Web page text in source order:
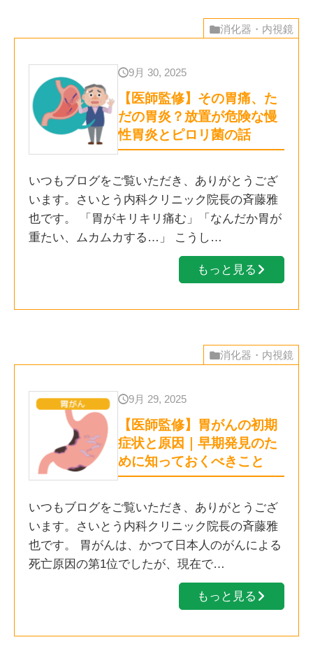
消化器・内視鏡
9月 30, 2025
【医師監修】その胃痛、た
だの胃炎？放置が危険な慢
性胃炎とピロリ菌の話
いつもブログをご覧いただき、ありがとうござ
います。さいとう内科クリニック院長の斉藤雅
也です。 「胃がキリキリ痛む」「なんだか胃が
重たい、ムカムカする…」 こうし…
もっと見る
消化器・内視鏡
9月 29, 2025
【医師監修】胃がんの初期
症状と原因｜早期発見のた
めに知っておくべきこと
いつもブログをご覧いただき、ありがとうござ
います。さいとう内科クリニック院長の斉藤雅
也です。 胃がんは、かつて日本人のがんによる
死亡原因の第1位でしたが、現在で…
もっと見る